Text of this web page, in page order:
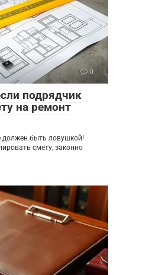
0
подрядчик
на ремонт
должен быть ловушкой!
смету, законно